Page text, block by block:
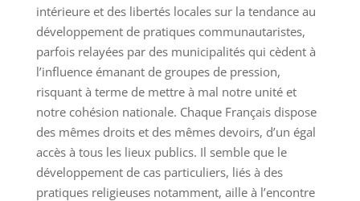
intérieure et des libertés locales sur la tendance au
développement de pratiques communautaristes,
parfois relayées par des municipalités qui cèdent à
l’influence émanant de groupes de pression,
risquant à terme de mettre à mal notre unité et
notre cohésion nationale. Chaque Français dispose
des mêmes droits et des mêmes devoirs, d’un égal
accès à tous les lieux publics. Il semble que le
développement de cas particuliers, liés à des
pratiques religieuses notamment, aille à l’encontre